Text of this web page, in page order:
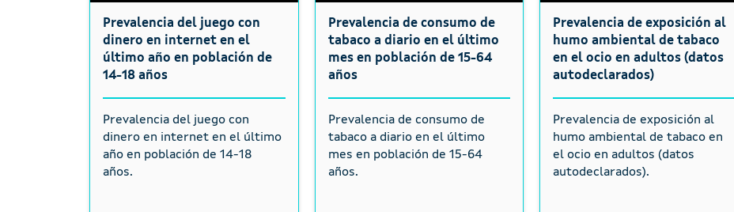
Prevalencia del juego con
dinero en internet en el
último año en población de
14-18 años
Prevalencia del juego con
dinero en internet en el último
año en población de 14-18
años.
Prevalencia de consumo de
tabaco a diario en el último
mes en población de 15-64
años
Prevalencia de consumo de
tabaco a diario en el último
mes en población de 15-64
años.
Prevalencia de exposición al
humo ambiental de tabaco
en el ocio en adultos (datos
autodeclarados)
Prevalencia de exposición al
humo ambiental de tabaco en
el ocio en adultos (datos
autodeclarados).